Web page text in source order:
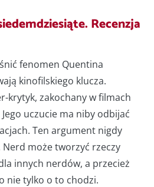
Recenzja
fenomen Quentina
kinofilskiego klucza.
krytyk, zakochany w filmach
uczucie ma niby odbijać
Ten argument nigdy
Nerd może tworzyć rzeczy
innych nerdów, a przecież
nie tylko o to chodzi.